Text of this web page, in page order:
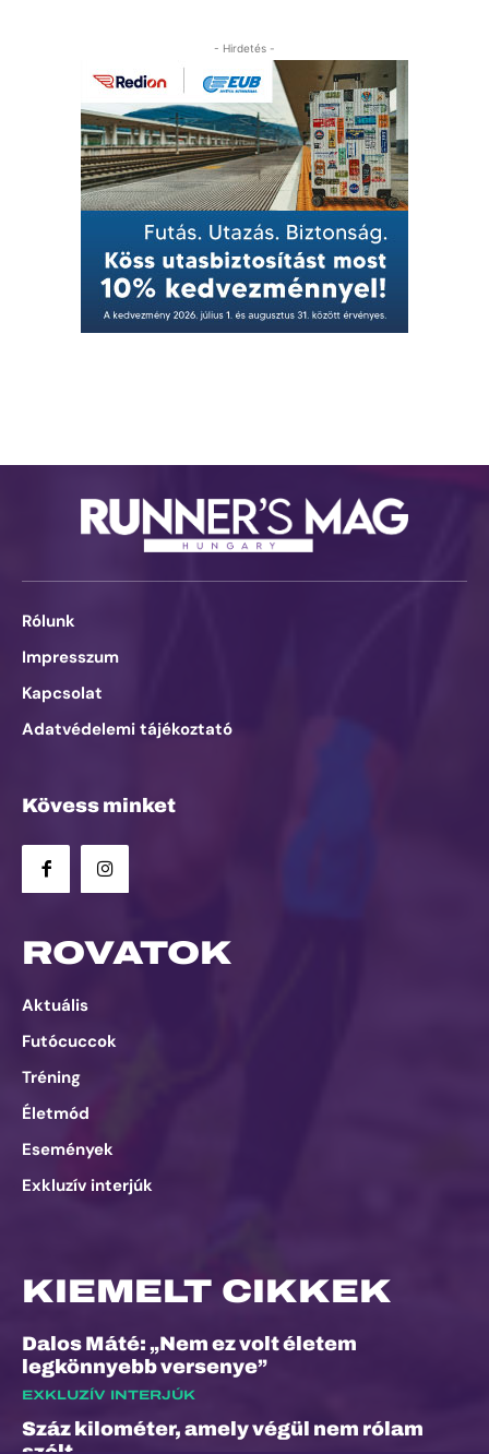
- Hirdetés -
Rólunk
Impresszum
Kapcsolat
Adatvédelemi tájékoztató
Kövess minket
ROVATOK
Aktuális
Futócuccok
Tréning
Életmód
Események
Exkluzív interjúk
KIEMELT CIKKEK
Dalos Máté: „Nem ez volt életem
legkönnyebb versenye”
EXKLUZÍV INTERJÚK
Száz kilométer, amely végül nem rólam